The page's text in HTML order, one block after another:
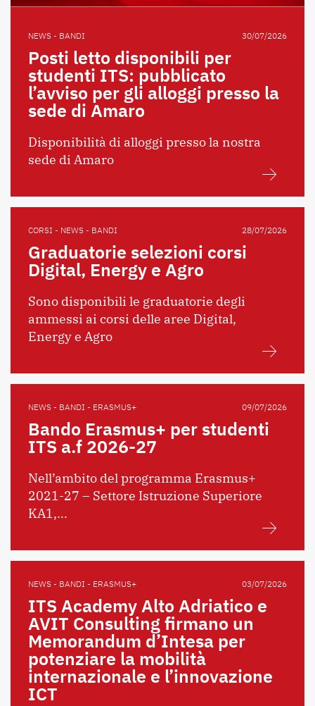
NEWS - BANDI 30/07/2026
Posti letto disponibili per
studenti ITS: pubblicato
l’avviso per gli alloggi presso la
sede di Amaro
Disponibilità di alloggi presso la nostra
sede di Amaro
CORSI - NEWS - BANDI 28/07/2026
Graduatorie selezioni corsi
Digital, Energy e Agro
Sono disponibili le graduatorie degli
ammessi ai corsi delle aree Digital,
Energy e Agro
NEWS - BANDI - ERASMUS+ 09/07/2026
Bando Erasmus+ per studenti
ITS a.f 2026-27
Nell’ambito del programma Erasmus+
2021-27 – Settore Istruzione Superiore
KA1,...
NEWS - BANDI - ERASMUS+ 03/07/2026
ITS Academy Alto Adriatico e
AVIT Consulting firmano un
Memorandum d’Intesa per
potenziare la mobilità
internazionale e l’innovazione
ICT